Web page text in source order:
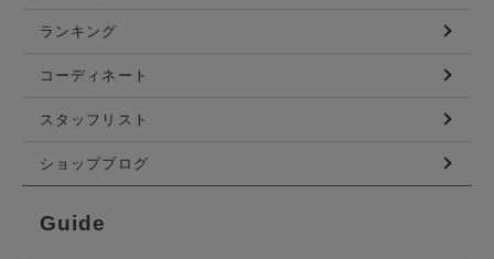
ランキング
コーディネート
スタッフリスト
ショップブログ
Guide